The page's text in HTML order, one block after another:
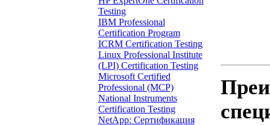
Testing
IBM Professional
Certification Program
ICRM Certification Testing
Linux Professional Institute
(LPI) Certification Testing
Microsoft Certified
Professional (MCP)
National Instruments
Certification Testing
NetApp: Сертификация